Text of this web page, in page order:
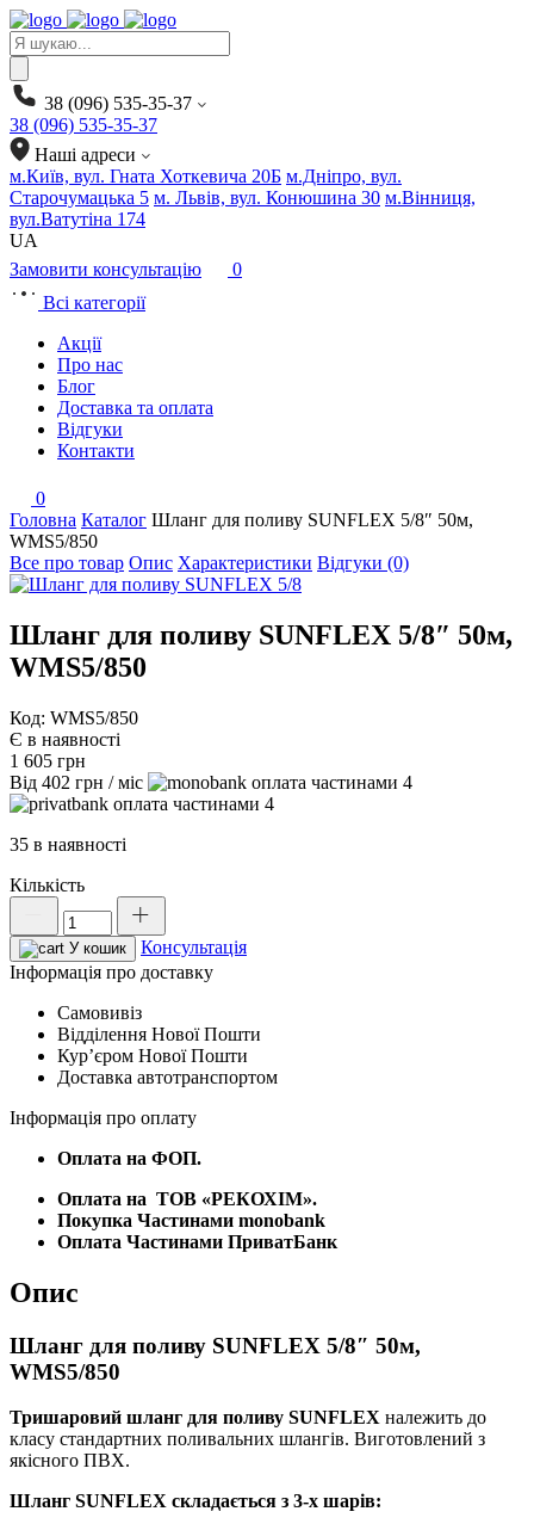
Products
search
38 (096) 535-35-37
38 (096) 535-35-37
Наші адреси
м.Київ, вул. Гната Хоткевича 20Б м.Дніпро, вул.
Старочумацька 5 м. Львів, вул. Конюшина 30 м.Вінниця,
вул.Ватутіна 174
UA
Замовити консультацію
0
Всі категорії
Акції
Про нас
Блог
Доставка та оплата
Відгуки
Контакти
0
Головна Каталог Шланг для поливу SUNFLEX 5/8″ 50м,
WMS5/850
Все про товар Опис Характеристики Відгуки (0)
Шланг для поливу SUNFLEX 5/8″ 50м,
WMS5/850
Код: WMS5/850
Є в наявності
1 605 грн
Від 402 грн / міс
4
4
35 в наявності
Кількість
Шланг
для
поливу
SUNFLEX
50м,
WMS5/850
кількість
У кошик
Консультація
Інформація про доставку
Самовивіз
Відділення Нової Пошти
Курʼєром Нової Пошти
Доставка автотранспортом
Інформація про оплату
Оплата на ФОП.
Оплата на ТОВ «РЕКОХІМ».
Покупка Частинами monobank
Оплата Частинами ПриватБанк
Опис
Шланг для поливу SUNFLEX 5/8″ 50м,
WMS5/850
Тришаровий шланг для поливу SUNFLEX належить до
класу стандартних поливальних шлангів. Виготовлений з
якісного ПВХ.
Шланг SUNFLEX складається з 3-х шарів: